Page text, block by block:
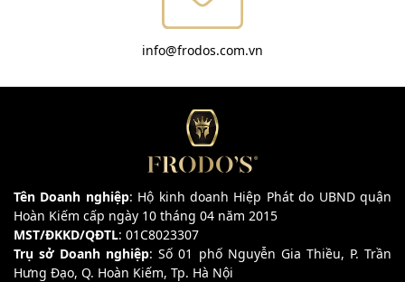
info@frodos.com.vn
Tên Doanh nghiệp: Hộ kinh doanh Hiệp Phát do UBND quận
Hoàn Kiếm cấp ngày 10 tháng 04 năm 2015
MST/ĐKKD/QĐTL: 01C8023307
Trụ sở Doanh nghiệp: Số 01 phố Nguyễn Gia Thiều, P. Trần
Hưng Đạo, Q. Hoàn Kiếm, Tp. Hà Nội